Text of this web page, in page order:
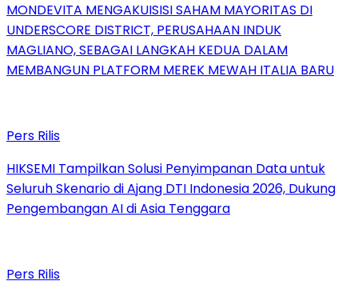
MONDEVITA MENGAKUISISI SAHAM MAYORITAS DI
UNDERSCORE DISTRICT, PERUSAHAAN INDUK
MAGLIANO, SEBAGAI LANGKAH KEDUA DALAM
MEMBANGUN PLATFORM MEREK MEWAH ITALIA BARU
Pers Rilis
HIKSEMI Tampilkan Solusi Penyimpanan Data untuk
Seluruh Skenario di Ajang DTI Indonesia 2026, Dukung
Pengembangan AI di Asia Tenggara
Pers Rilis